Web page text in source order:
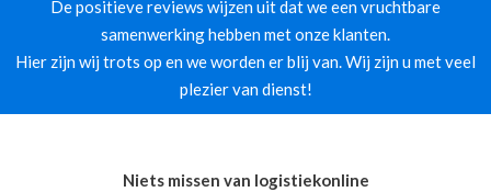
De positieve reviews wijzen uit dat we een vruchtbare
samenwerking hebben met onze klanten.
Hier zijn wij trots op en we worden er blij van. Wij zijn u met veel
plezier van dienst!
Niets missen van logistiekonline